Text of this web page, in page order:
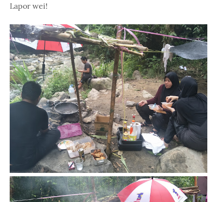
Lapor wei!